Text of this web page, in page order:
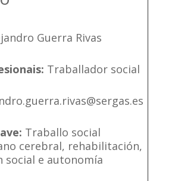
Guerra Rivas
Traballador social
Traballo social
cerebral, rehabilitación,
social e autonomía